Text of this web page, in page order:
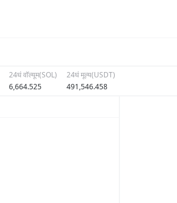
24घं वॉल्यूम(SOL)
6,664.525
24घं मूल्य(USDT)
491,546.458